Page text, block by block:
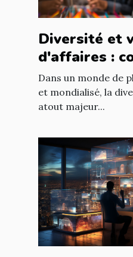
Diversité et
d'affaires :
équipe
stimuler
Dans un monde de
et mondialisé, la
atout majeur...